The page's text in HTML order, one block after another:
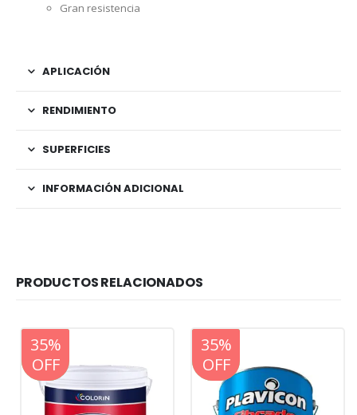
Gran resistencia
APLICACIÓN
RENDIMIENTO
SUPERFICIES
INFORMACIÓN ADICIONAL
PRODUCTOS RELACIONADOS
20%
OFF
35%
OFF
20%
OFF
35%
OFF